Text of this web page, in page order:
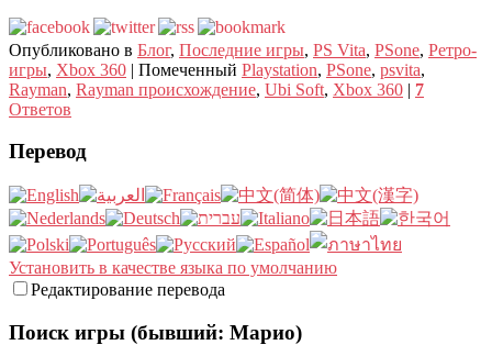
Опубликовано в Блог, Последние игры, PS Vita, PSone, Ретро-
игры, Xbox 360 | Помеченный Playstation, PSone, psvita,
Rayman, Rayman происхождение, Ubi Soft, Xbox 360 | 7
Ответов
Перевод
Установить в качестве языка по умолчанию
Редактирование перевода
Поиск игры (бывший: Марио)